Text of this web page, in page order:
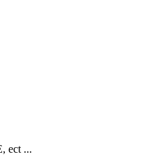
ect ...